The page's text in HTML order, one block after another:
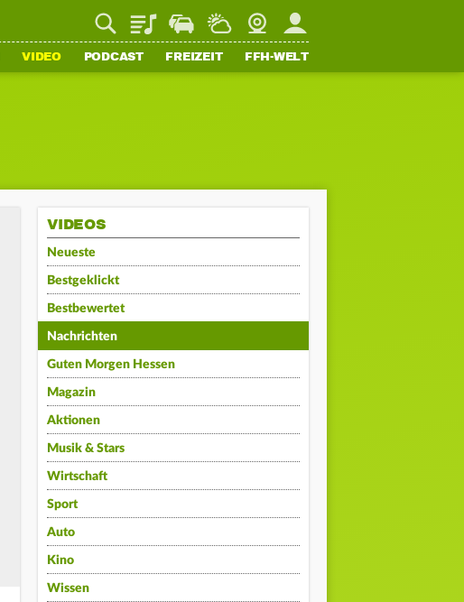
PlaylistStaupilotWetterWebcamMein FFH
VIDEO PODCAST FREIZEIT FFH-WELT
VIDEOS
Neueste
Bestgeklickt
Bestbewertet
Nachrichten
Guten Morgen Hessen
Magazin
Aktionen
Musik & Stars
Wirtschaft
Sport
Auto
Kino
Wissen